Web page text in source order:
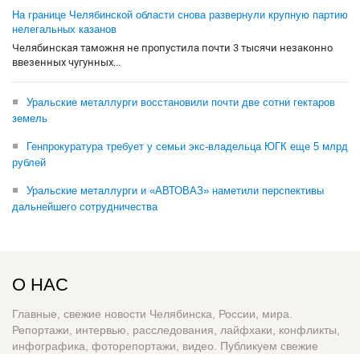
На границе Челябинской области снова развернули крупную партию
нелегальных казанов
Челябинская таможня не пропустила почти 3 тысячи незаконно
ввезенных чугунных...
Уральские металлурги восстановили почти две сотни гектаров
земель
Генпрокуратура требует у семьи экс-владельца ЮГК еще 5 млрд
рублей
Уральские металлурги и «АВТОВАЗ» наметили перспективы
дальнейшего сотрудничества
О НАС
Главные, свежие новости Челябинска, России, мира.
Репортажи, интервью, расследования, лайфхаки, конфликты,
инфографика, фоторепортажи, видео. Публикуем свежие